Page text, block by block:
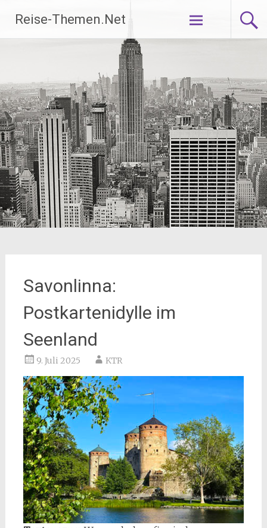
Inhalt
springen
Reise-Themen.Net
Savonlinna:
Postkartenidylle im
Seenland
9. Juli 2025 KTR